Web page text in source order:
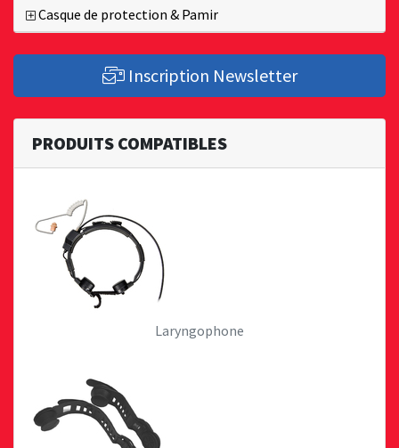
Casque de protection & Pamir
Inscription Newsletter
PRODUITS COMPATIBLES
Laryngophone